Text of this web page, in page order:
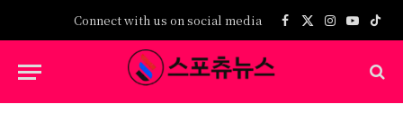
Connect with us on social media Facebook
X
Instagram